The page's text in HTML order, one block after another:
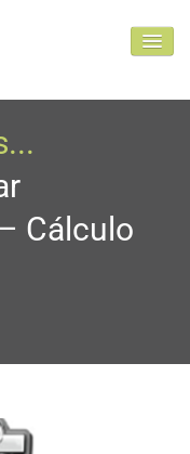
Cálculo